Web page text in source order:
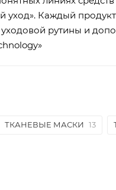
уход». Каждый
рутины и
ТКАНЕВЫЕ МАСКИ 13